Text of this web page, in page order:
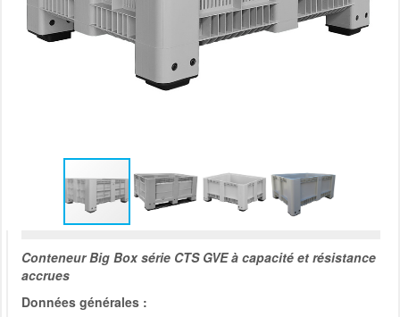
Conteneur Big Box série CTS GVE à capacité et résistance
accrues
Données générales :